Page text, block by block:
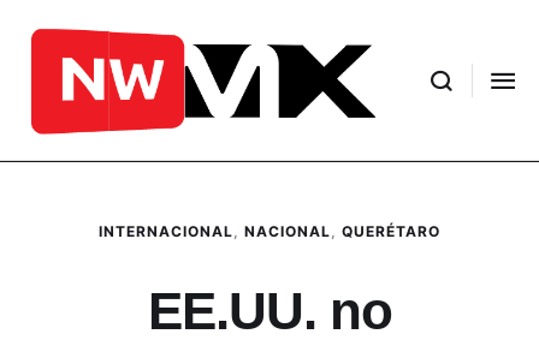
INTERNACIONAL, NACIONAL, QUERÉTARO
EE.UU. no